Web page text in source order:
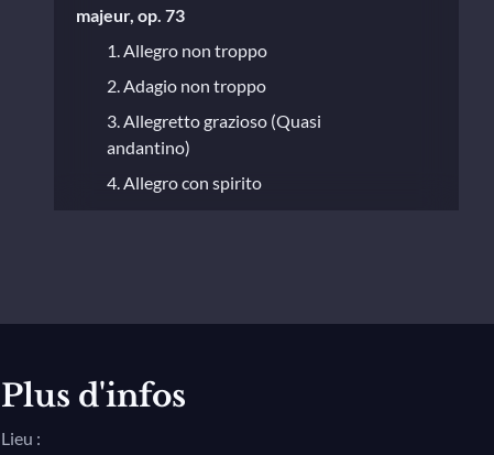
majeur, op. 73
1. Allegro non troppo
2. Adagio non troppo
3. Allegretto grazioso (Quasi
andantino)
4. Allegro con spirito
Plus d'infos
Lieu :